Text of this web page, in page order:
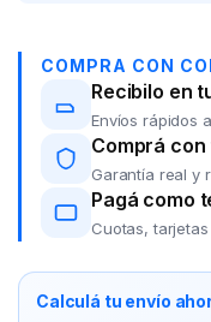
COMPRA CON
Recibilo en
Envíos rápidos
Comprá
Garantía real y
Pagá como
Cuotas,
Calculá tu envío